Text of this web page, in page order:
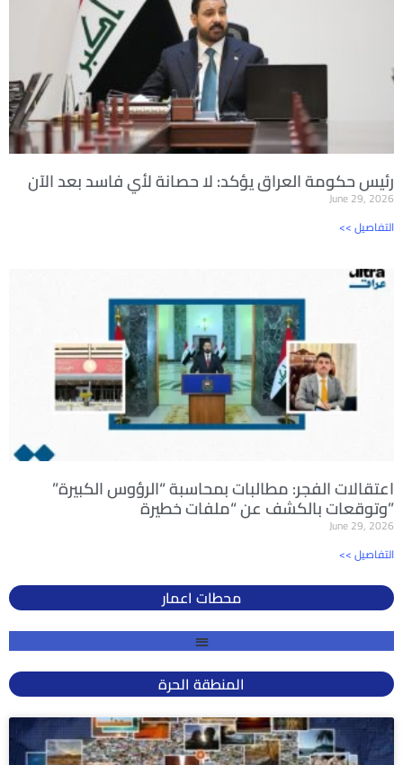
رئيس حكومة العراق يؤكد: لا حصانة لأي فاسد بعد الآن
June 29, 2026
<< التفاصيل
اعتقالات الفجر: مطالبات بمحاسبة “الرؤوس الكبيرة”
وتوقعات بالكشف عن “ملفات خطيرة”
June 29, 2026
<< التفاصيل
محطات اعمار
المنطقة الحرة